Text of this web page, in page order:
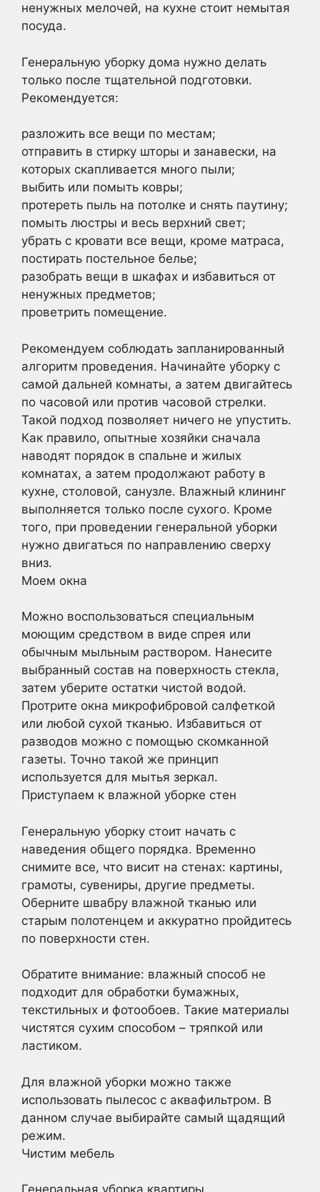
ненужных мелочей, на кухне стоит немытая
посуда.
Генеральную уборку дома нужно делать
только после тщательной подготовки.
Рекомендуется:
разложить все вещи по местам;
отправить в стирку шторы и занавески, на
которых скапливается много пыли;
выбить или помыть ковры;
протереть пыль на потолке и снять паутину;
помыть люстры и весь верхний свет;
убрать с кровати все вещи, кроме матраса,
постирать постельное белье;
разобрать вещи в шкафах и избавиться от
ненужных предметов;
проветрить помещение.
Рекомендуем соблюдать запланированный
алгоритм проведения. Начинайте уборку с
самой дальней комнаты, а затем двигайтесь
по часовой или против часовой стрелки.
Такой подход позволяет ничего не упустить.
Как правило, опытные хозяйки сначала
наводят порядок в спальне и жилых
комнатах, а затем продолжают работу в
кухне, столовой, санузле. Влажный клининг
выполняется только после сухого. Кроме
того, при проведении генеральной уборки
нужно двигаться по направлению сверху
вниз.
Моем окна
Можно воспользоваться специальным
моющим средством в виде спрея или
обычным мыльным раствором. Нанесите
выбранный состав на поверхность стекла,
затем уберите остатки чистой водой.
Протрите окна микрофибровой салфеткой
или любой сухой тканью. Избавиться от
разводов можно с помощью скомканной
газеты. Точно такой же принцип
используется для мытья зеркал.
Приступаем к влажной уборке стен
Генеральную уборку стоит начать с
наведения общего порядка. Временно
снимите все, что висит на стенах: картины,
грамоты, сувениры, другие предметы.
Оберните швабру влажной тканью или
старым полотенцем и аккуратно пройдитесь
по поверхности стен.
Обратите внимание: влажный способ не
подходит для обработки бумажных,
текстильных и фотообоев. Такие материалы
чистятся сухим способом – тряпкой или
ластиком.
Для влажной уборки можно также
использовать пылесос с аквафильтром. В
данном случае выбирайте самый щадящий
режим.
Чистим мебель
Генеральная уборка квартиры